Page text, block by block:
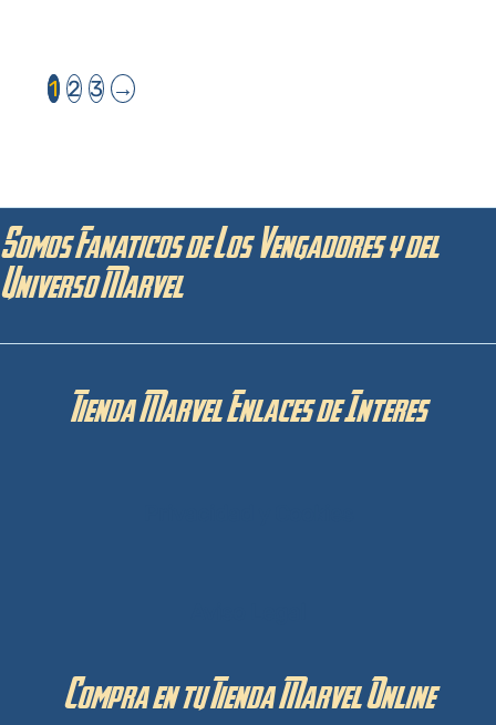
1 2 3 →
Somos Fanaticos de Los Vengadores y del
Universo Marvel
Tienda Marvel Enlaces de Interes
Compra en tu Tienda Marvel Online